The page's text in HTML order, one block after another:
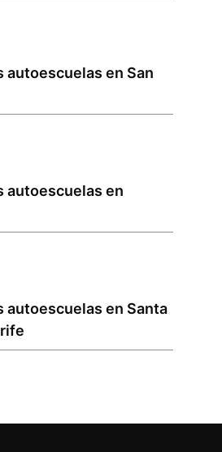
autoescuelas en San
autoescuelas en
autoescuelas en Santa